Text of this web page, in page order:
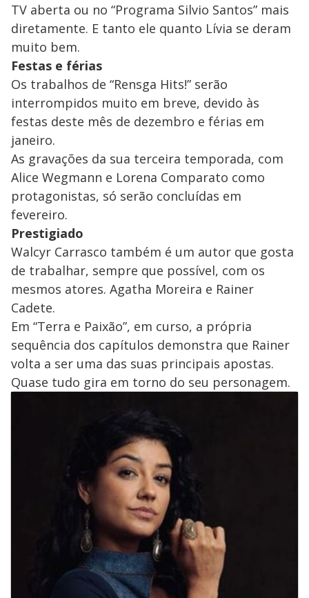
TV aberta ou no “Programa Silvio Santos” mais
diretamente. E tanto ele quanto Lívia se deram
muito bem.
Festas e férias
Os trabalhos de “Rensga Hits!” serão
interrompidos muito em breve, devido às
festas deste mês de dezembro e férias em
janeiro.
As gravações da sua terceira temporada, com
Alice Wegmann e Lorena Comparato como
protagonistas, só serão concluídas em
fevereiro.
Prestigiado
Walcyr Carrasco também é um autor que gosta
de trabalhar, sempre que possível, com os
mesmos atores. Agatha Moreira e Rainer
Cadete.
Em “Terra e Paixão”, em curso, a própria
sequência dos capítulos demonstra que Rainer
volta a ser uma das suas principais apostas.
Quase tudo gira em torno do seu personagem.